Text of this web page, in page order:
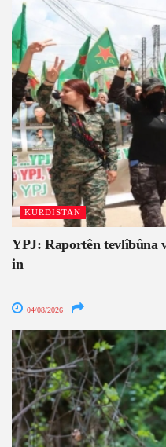
KURDISTAN
YPJ: Raportên tevlîbûna
in
04/08/2026